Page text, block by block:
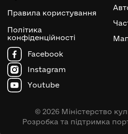
Правила користування
Політика
конфіденційності
Facebook
Instagram
Youtube
© 2026 Міністерство
Розробка та підтримка